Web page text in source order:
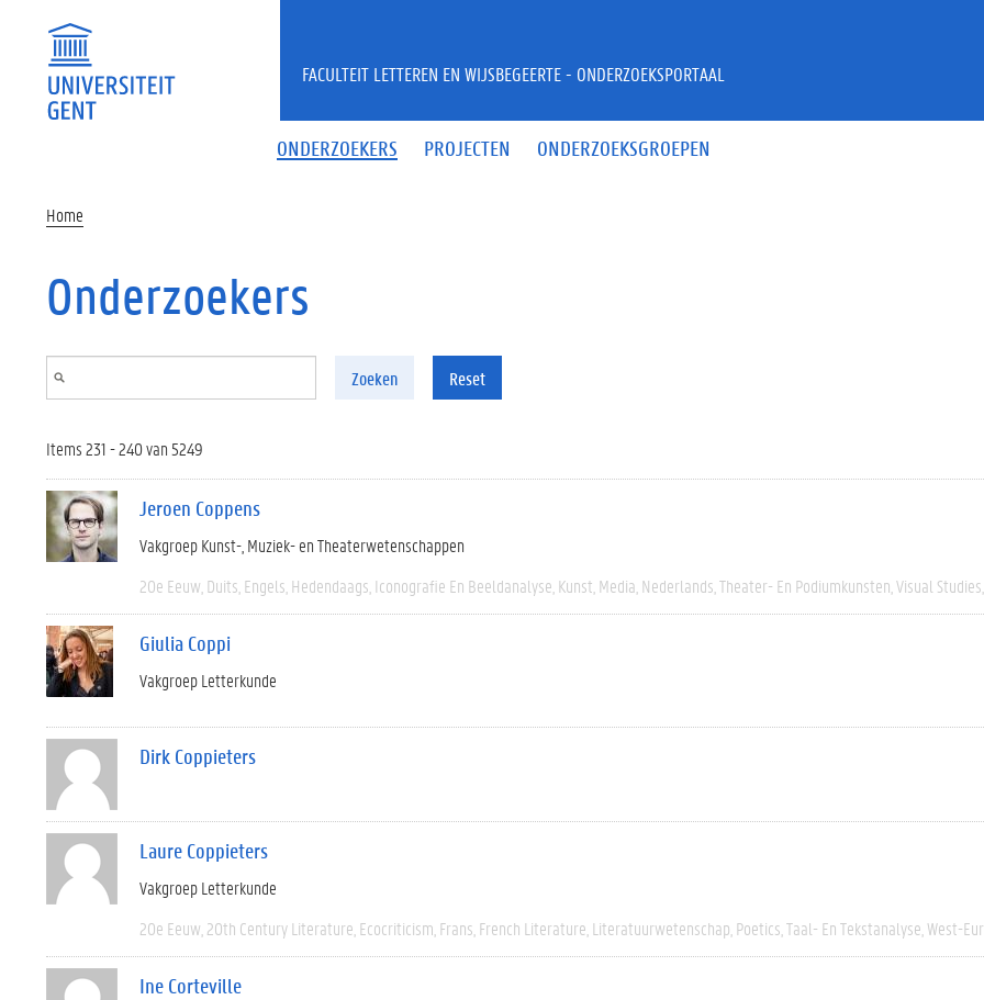
ONDERZOEKERS PROJECTEN ONDERZOEKSGROEPEN
FACULTEIT LETTEREN EN WIJSBEGEERTE - ONDERZOEKSPORTAAL
Home
Onderzoekers
Zoeken Reset
Items 231 - 240 van 5249
Jeroen Coppens
Vakgroep Kunst-, Muziek- en Theaterwetenschappen
20e Eeuw Duits Engels Hedendaags Iconografie En Beeldanalyse Kunst Media Nederlands Theater- En Podiumkunsten Visual Studies
Giulia Coppi
Vakgroep Letterkunde
Dirk Coppieters
Laure Coppieters
Vakgroep Letterkunde
20e Eeuw 20th Century Literature Ecocriticism Frans French Literature Literatuurwetenschap Poetics Taal- En Tekstanalyse West-
Ine Corteville